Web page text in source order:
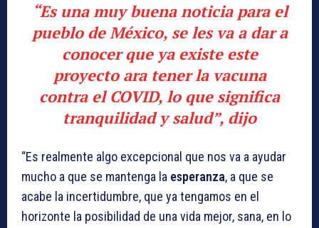
“Es una muy buena noticia para el
pueblo de México, se les va a dar a
conocer que ya existe este
proyecto ara tener la vacuna
contra el COVID, lo que significa
tranquilidad y salud”, dijo
“Es realmente algo excepcional que nos va a ayudar
mucho a que se mantenga la esperanza, a que se
acabe la incertidumbre, que ya tengamos en el
horizonte la posibilidad de una vida mejor, sana, en lo